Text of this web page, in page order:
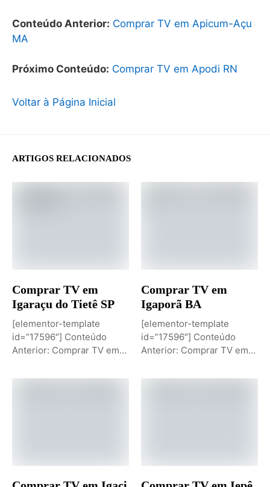
Conteúdo Anterior: Comprar TV em Apicum-Açu
MA
Próximo Conteúdo: Comprar TV em Apodi RN
Voltar à Página Inicial
ARTIGOS RELACIONADOS
Comprar TV em
Igaraçu do Tietê SP
[elementor-template
id=”17596″] Conteúdo
Anterior: Comprar TV em
Conteúdo: Sobremesa de...
Comprar TV em
Igaporã BA
[elementor-template
id=”17596″] Conteúdo
Anterior: Comprar TV em
Comprar TV...